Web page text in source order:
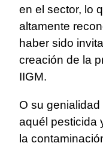
en el sector, lo
altamente
haber sido
creación de la
IIGM.
O su
aquél pesticida
la